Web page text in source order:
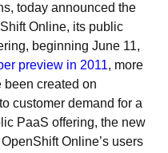
today announced the
Online, its public
beginning June 11,
preview in 2011, more
created on
customer demand for a
PaaS offering, the new
Online’s users